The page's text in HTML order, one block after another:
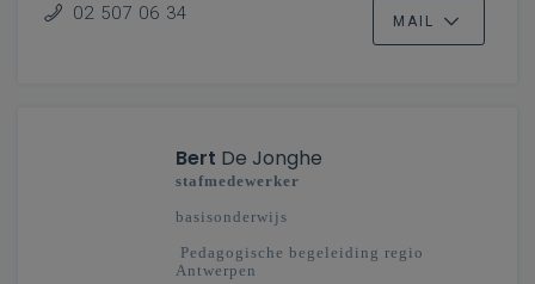
02 507 06 34 MAIL
Bert De Jonghe
stafmedewerker
basisonderwijs
Pedagogische begeleiding regio
Antwerpen